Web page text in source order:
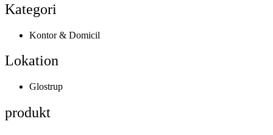
Kategori
Kontor & Domicil
Lokation
Glostrup
produkt